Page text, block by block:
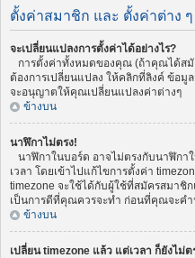
ตั้งค่าสมาชิก และ ตั้งค่าต่าง ๆ
จะเปลี่ยนแปลงการตั้งค่าได้อย่างไร?
การตั้งค่าทั้งหมดของคุณ (ถ้าคุณได้สมั
ต้องการเปลี่ยนแปลง ให้คลิกที่ลิงค์ ข้อ
จะอนุญาตให้คุณเปลี่ยนแปลงค่าต่างๆ
ข้างบน
นาฬิกาไม่ตรง!
นาฬิกาในบอร์ด อาจไม่ตรงกับนาฬิกา
เวลา โดยเข้าไปแก้ไขการตั้งค่า
timezone จะใช้ได้กับผู้ใช้ที่สมัครสมา
เป็นการดีที่คุณควรจะทำ ก่อนที่คุณจะค
ข้างบน
เปลี่ยน timezone แล้ว แต่เวลา ก็ยังไม่ต